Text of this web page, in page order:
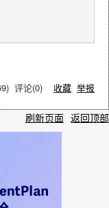
) 评论(0) 收藏 举报
刷新页面 返回顶部